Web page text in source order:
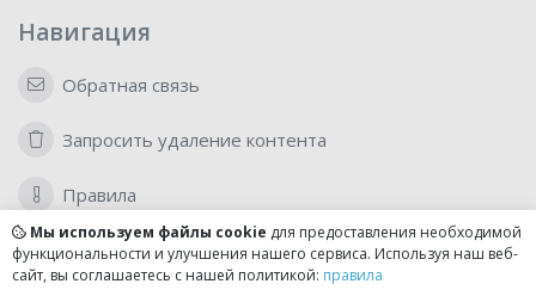
Навигация
Обратная связь
Запросить удаление контента
Правила
Для бизнеса
Мы используем файлы cookie для предоставления необходимой
функциональности и улучшения нашего сервиса. Используя наш веб-
сайт, вы соглашаетесь с нашей политикой: правила